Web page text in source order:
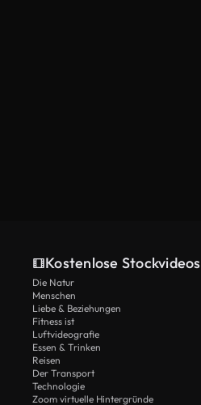
Kostenlose Stockvideos
Die Natur
Menschen
Liebe & Beziehungen
Fitness ist
Luftvideografie
Essen & Trinken
Reisen
Der Transport
Technologie
Zoom virtuelle Hintergründe